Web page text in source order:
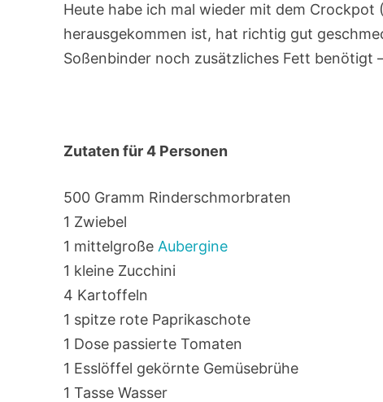
Heute habe ich mal wieder mit dem
herausgekommen ist, hat richtig gut
Soßenbinder noch zusätzliches Fett benötigt
Zutaten für 4 Personen
500 Gramm Rinderschmorbraten
1 Zwiebel
1 mittelgroße Aubergine
1 kleine Zucchini
4 Kartoffeln
1 spitze rote Paprikaschote
1 Dose passierte Tomaten
1 Esslöffel gekörnte Gemüsebrühe
1 Tasse Wasser